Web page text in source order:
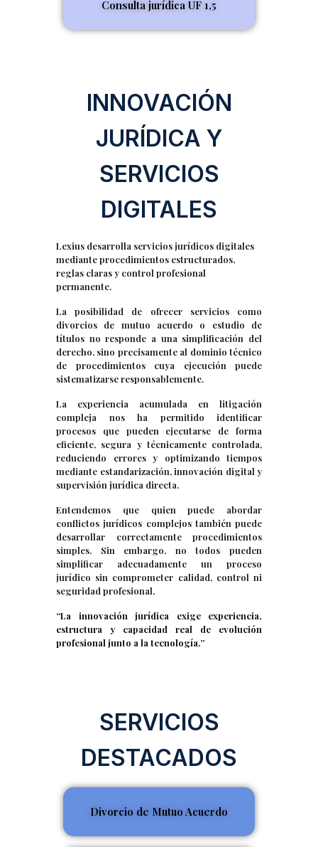
Consulta jurídica UF 1,5
INNOVACIÓN
JURÍDICA Y
SERVICIOS
DIGITALES
Lexius desarrolla servicios jurídicos digitales
mediante procedimientos estructurados,
reglas claras y control profesional
permanente.
La posibilidad de ofrecer servicios como
divorcios de mutuo acuerdo o estudio de
títulos no responde a una simplificación del
derecho, sino precisamente al dominio técnico
de procedimientos cuya ejecución puede
sistematizarse responsablemente.
La experiencia acumulada en litigación
compleja nos ha permitido identificar
procesos que pueden ejecutarse de forma
eficiente, segura y técnicamente controlada,
reduciendo errores y optimizando tiempos
mediante estandarización, innovación digital y
supervisión jurídica directa.
Entendemos que quien puede abordar
conflictos jurídicos complejos también puede
desarrollar correctamente procedimientos
simples. Sin embargo, no todos pueden
simplificar adecuadamente un proceso
jurídico sin comprometer calidad, control ni
seguridad profesional.
“La innovación jurídica exige experiencia,
estructura y capacidad real de evolución
profesional junto a la tecnología.”
SERVICIOS
DESTACADOS
Divorcio de Mutuo Acuerdo